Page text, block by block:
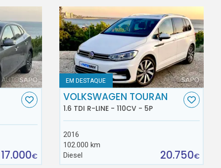
17.000€
EM DESTAQUE
VOLKSWAGEN TOURAN
1.6 TDI R-LINE - 110CV - 5P
2016
102.000 km
Diesel
20.750€